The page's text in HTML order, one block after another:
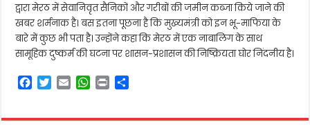
द्वारा मेरठ में सेवानिवृत सैनिकों और गरीबों की जमीन कब्जा किये जाने की
खबर शर्मनाक है। बस इतना पूछना है कि मुख्यमंत्री को इन भू-माफिया के
बारे में कुछ भी पता है। उन्होंने कहा कि मेरठ में एक नाबालिग के साथ
सामूहिक दुष्कर्म की घटना पर शासन-प्रशासन की निष्क्रियता घोर निंदनीय है।
F
e
T
t
E
i
W
t
P
n
r